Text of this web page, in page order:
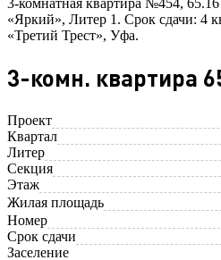
«Яркий», Литер 1. Срок сдачи: 4
«Третий Трест», Уфа.
3-комн. квартира
Проект
Квартал
Литер
Секция
Этаж
Жилая площадь
Номер
Срок сдачи
Заселение